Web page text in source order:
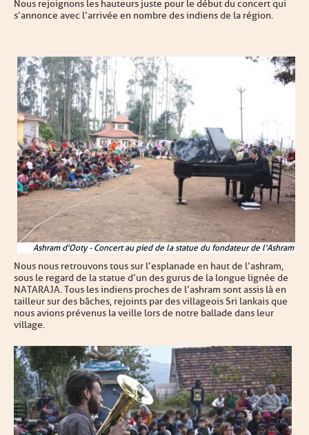
Nous rejoignons les hauteurs juste pour le début du concert qui
s’annonce avec l’arrivée en nombre des indiens de la région.
Ashram d'Ooty - Concert au pied de la statue du fondateur de l'Ashram
Nous nous retrouvons tous sur l’esplanade en haut de l’ashram,
sous le regard de la statue d’un des gurus de la longue lignée de
NATARAJA. Tous les indiens proches de l’ashram sont assis là en
tailleur sur des bâches, rejoints par des villageois Sri lankais que
nous avions prévenus la veille lors de notre ballade dans leur
village.